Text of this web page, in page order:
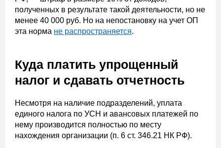
полученных в результате такой деятельности, но не
менее 40 000 руб. Но на непостановку на учет ОП
эта норма не распространяется.
Куда платить упрощенный
налог и сдавать отчетность
Несмотря на наличие подразделений, уплата
единого налога по УСН и авансовых платежей по
нему производится полностью по месту
нахождения организации (п. 6 ст. 346.21 НК РФ).